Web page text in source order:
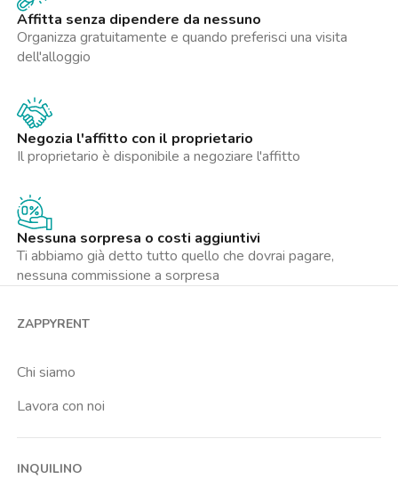
verdi e collegamenti che consentono di raggiungere facilmente
il centro città e i principali punti di interesse della Capitale. Una
soluzione ideale per chi desidera vivere in un ambiente
confortevole e ben collegato senza rinunciare alla tranquillità.
Con la gestione Zappyrent puoi affittare in totale serenità:
l’immobile è verificato, i pagamenti restano protetti fino al
check-in, il deposito cauzionale è custodito in sicurezza e hai
un’assistenza sempre disponibile per ogni esigenza durante la
*La presente inserzione e le metrature indicate non
costituiscono elemento contrattuale e hanno solo valore
indicativo.*
Affitta senza dipendere da nessuno
Organizza gratuitamente e quando preferisci una visita
dell'alloggio
Negozia l'affitto con il proprietario
Il proprietario è disponibile a negoziare l'affitto
Nessuna sorpresa o costi aggiuntivi
Ti abbiamo già detto tutto quello che dovrai pagare,
nessuna commissione a sorpresa
ZAPPYRENT
Chi siamo
Lavora con noi
INQUILINO